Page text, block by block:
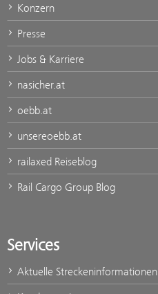
Konzern
Presse
Jobs & Karriere
nasicher.at
oebb.at
unsereoebb.at
railaxed Reiseblog
Rail Cargo Group Blog
Services
Aktuelle Streckeninformationen